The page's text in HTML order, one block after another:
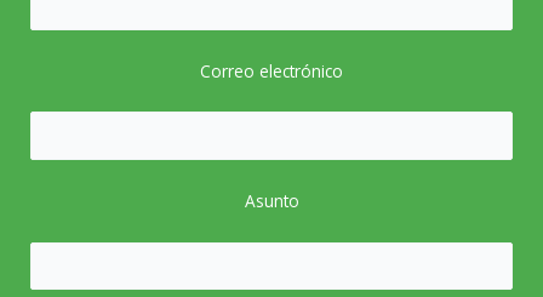
Correo electrónico
Asunto